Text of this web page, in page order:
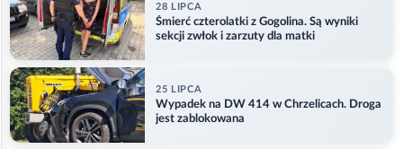
28 LIPCA
Śmierć czterolatki z Gogolina. Są wyniki
sekcji zwłok i zarzuty dla matki
25 LIPCA
Wypadek na DW 414 w Chrzelicach. Droga
jest zablokowana